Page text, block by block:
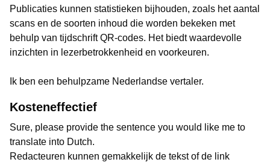
Publicaties kunnen statistieken bijhouden, zoals het aantal
scans en de soorten inhoud die worden bekeken met
behulp van tijdschrift QR-codes. Het biedt waardevolle
inzichten in lezerbetrokkenheid en voorkeuren.
Ik ben een behulpzame Nederlandse vertaler.
Kosteneffectief
Sure, please provide the sentence you would like me to
translate into Dutch.
Redacteuren kunnen gemakkelijk de tekst of de link